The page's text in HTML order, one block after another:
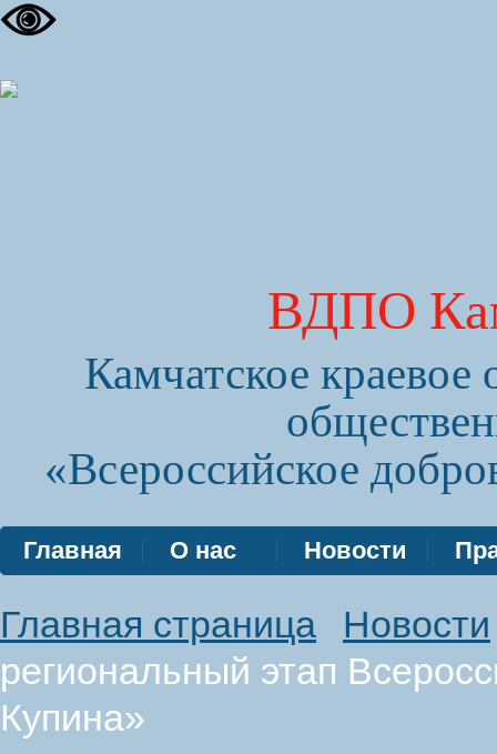
ВДПО
Камчатское
«Всероссийское
Главная О нас Новости
Главная страница
Новости
региональный этап
Купина»